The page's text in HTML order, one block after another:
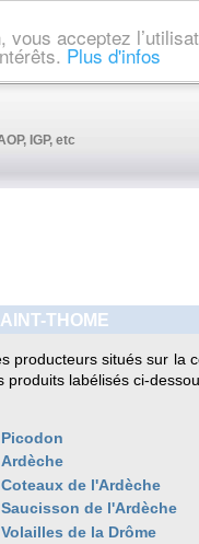
vous acceptez
Plus d'infos
IGP, etc
THOME
producteurs situés sur la
produits labélisés ci-
Picodon
Ardèche
Coteaux de l'Ardèche
Saucisson de l'Ardèche
Volailles de la Drôme